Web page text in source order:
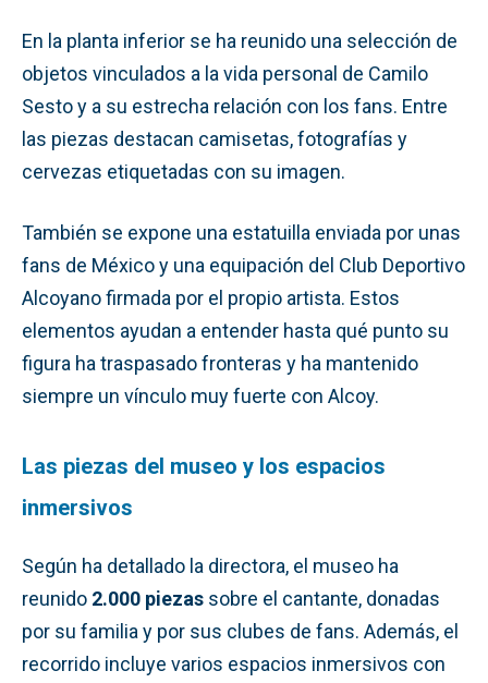
En la planta inferior se ha reunido una selección de
objetos vinculados a la vida personal de Camilo
Sesto y a su estrecha relación con los fans. Entre
las piezas destacan camisetas, fotografías y
cervezas etiquetadas con su imagen.
También se expone una estatuilla enviada por unas
fans de México y una equipación del Club Deportivo
Alcoyano firmada por el propio artista. Estos
elementos ayudan a entender hasta qué punto su
figura ha traspasado fronteras y ha mantenido
siempre un vínculo muy fuerte con Alcoy.
Las piezas del museo y los espacios
inmersivos
Según ha detallado la directora, el museo ha
reunido 2.000 piezas sobre el cantante, donadas
por su familia y por sus clubes de fans. Además, el
recorrido incluye varios espacios inmersivos con